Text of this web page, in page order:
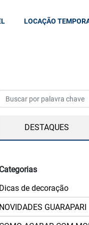
LOCAÇÃO
DESTAQUES
Categorias
Dicas de decoração
NOVIDADES GUARAPARI